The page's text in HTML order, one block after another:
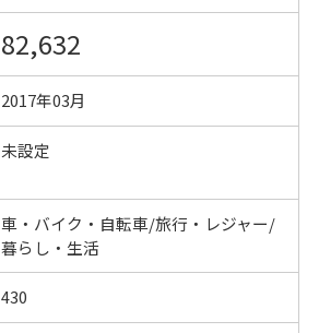
82,632
2017年03月
未設定
車・バイク・自転車/旅行・レジャー/
暮らし・生活
430